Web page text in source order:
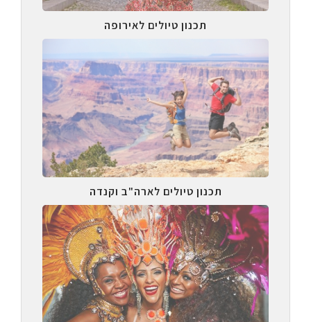
תכנון טיולים לאירופה
תכנון טיולים לארה"ב וקנדה